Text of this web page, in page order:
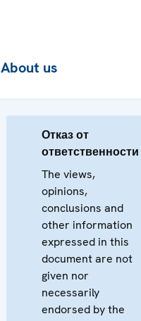
About us
Отказ от
ответственности
The views,
opinions,
conclusions and
other information
expressed in this
document are not
given nor
necessarily
endorsed by the